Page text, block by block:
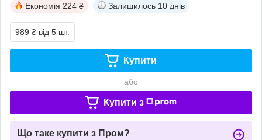
Економія 224 ₴ Залишилось 10 днів
989 ₴ від 5 шт.
Купити
або
Купити з
Що таке купити з Пром?